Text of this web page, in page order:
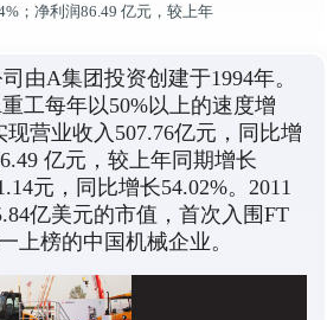
；净利润86.49 亿元，较上年
由A集团投资创建于1994年。
工每年以50%以上的速度增
营业收入507.76亿元，同比增
亿元，较上年同期增长
元，同比增长54.02%。2011
亿美元的市值，首次入围FT
上榜的中国机械企业。